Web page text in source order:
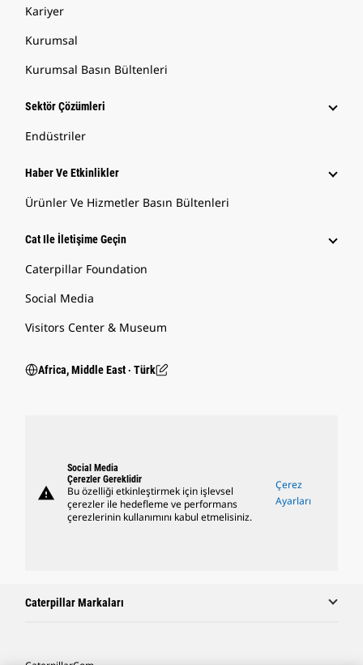
Kariyer
Kurumsal
Kurumsal Basın Bültenleri
Sektör Çözümleri
Endüstriler
Haber Ve Etkinlikler
Ürünler Ve Hizmetler Basın Bültenleri
Cat Ile İletişime Geçin
Caterpillar Foundation
Social Media
Visitors Center & Museum
Africa, Middle East ‧ Türk
warning
Social Media
Çerezler Gereklidir
Bu özelliği etkinleştirmek için işlevsel
çerezler ile hedefleme ve performans
çerezlerinin kullanımını kabul etmelisiniz.
Çerez
Ayarları
Caterpillar Markaları